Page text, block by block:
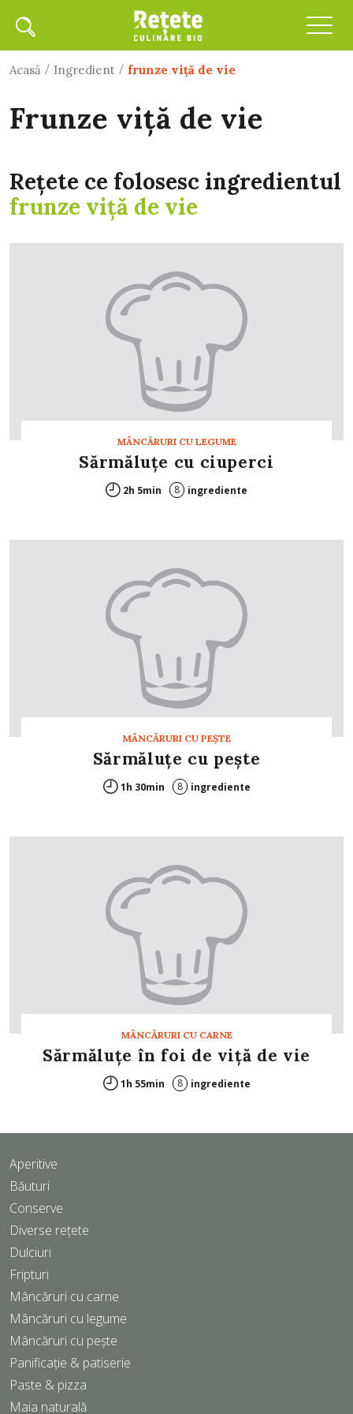
Acasă / Ingredient / frunze viţă de vie
frunze viţă de vie
Rețete ce folosesc ingredientul
frunze viţă de vie
MÂNCĂRURI CU LEGUME
Sărmăluţe cu ciuperci
2h 5min 8 ingrediente
MÂNCĂRURI CU PEŞTE
Sărmăluţe cu peşte
1h 30min 8 ingrediente
MÂNCĂRURI CU CARNE
Sărmăluţe în foi de viţă de vie
1h 55min 8 ingrediente
Aperitive
Băuturi
Conserve
Diverse rețete
Dulciuri
Fripturi
Mâncăruri cu carne
Mâncăruri cu legume
Mâncăruri cu pește
Panificație & patiserie
Paste & pizza
Maia naturală